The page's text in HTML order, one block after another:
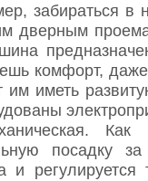
забираться в
дверным
комфорт,
им иметь
Как
посадку
и